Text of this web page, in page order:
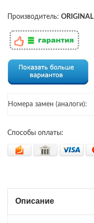
Производитель: ORIGINAL
Номера замен (аналоги):
Способы оплаты:
Описание